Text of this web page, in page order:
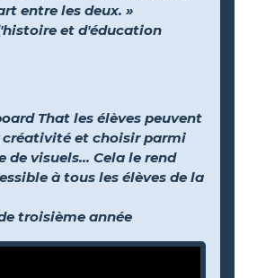
entre les deux. »
et d'éducation
That les élèves peuvent
créativité et choisir parmi
de visuels… Cela le rend
à tous les élèves de la
troisième année